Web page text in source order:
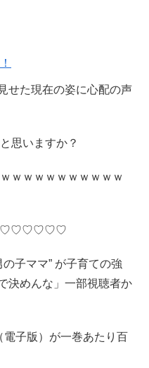
せた現在の姿に心配の声
思いますか？
ｗｗｗｗｗｗｗｗｗｗ
JK♡♡♡♡♡♡
の子ママ” が子育ての強
決めんな」一部視聴者か
子版）が一巻あたり百